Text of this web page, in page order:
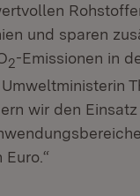
und sparen
2-Emissionen in
wir den